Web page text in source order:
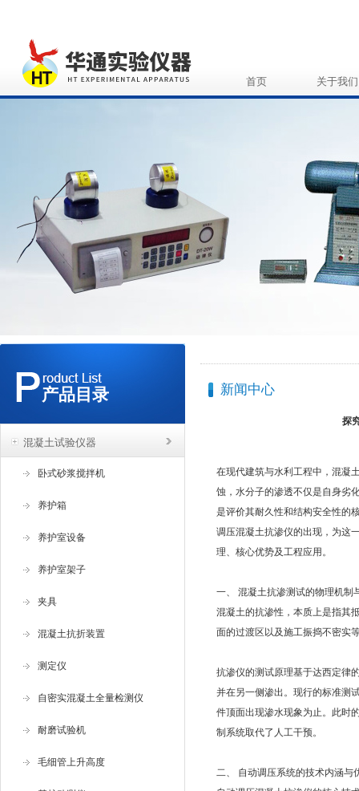
首页 关于我们
产品目录
混凝土试验仪器
卧式砂浆搅拌机
养护箱
养护室设备
养护室架子
夹具
混凝土抗折装置
测定仪
自密实混凝土全量检测仪
耐磨试验机
毛细管上升高度
新闻中心
探
在现代建筑与水利工程中，混凝
蚀，水分子的渗透不仅是自身劣
是评价其耐久性和结构安全性的
调压混凝土抗渗仪的出现，为这
理、核心优势及工程应用。
一、 混凝土抗渗测试的物理机制
混凝土的抗渗性，本质上是指其
面的过渡区以及施工振捣不密实
抗渗仪的测试原理基于达西定律
并在另一侧渗出。现行的标准测
件顶面出现渗水现象为止。此时
制系统取代了人工干预。
二、 自动调压系统的技术内涵与